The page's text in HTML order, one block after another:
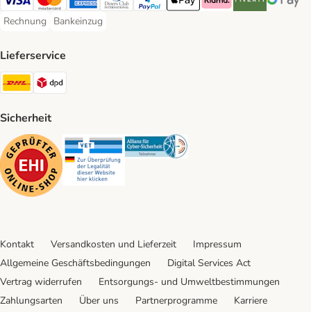
Visa Payment Method
Mastercard Payment Method
American Express Payment Method
Diners Club Payment Method
PayPal Payment Method
Apple Pay Payment Method
Klarna Payment Method
Riverty Payment
Google
Rechnung
Rechnung Payment Method
Bankeinzug
Bankeinzug Payment Method
Lieferservice
DHL Shipping Method
Sicherheit
Security Security Security
Kontakt Versandkosten und Lieferzeit
Impressum
Allgemeine Geschäftsbedingungen
Digital Services Act
Vertrag widerrufen
Entsorgungs- und Umweltbestimmungen
Zahlungsarten
Über uns Partnerprogramme Karriere